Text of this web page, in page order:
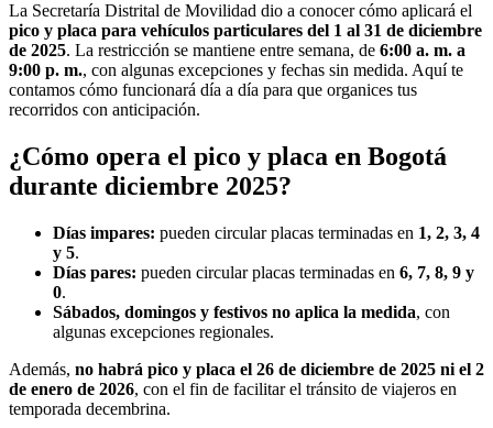
La Secretaría Distrital de Movilidad dio a conocer cómo aplicará el
pico y placa para vehículos particulares del 1 al 31 de diciembre
de 2025. La restricción se mantiene entre semana, de 6:00 a. m. a
9:00 p. m., con algunas excepciones y fechas sin medida. Aquí te
contamos cómo funcionará día a día para que organices tus
recorridos con anticipación.
¿Cómo opera el pico y placa en Bogotá
durante diciembre 2025?
Días impares: pueden circular placas terminadas en 1, 2, 3, 4
y 5.
Días pares: pueden circular placas terminadas en 6, 7, 8, 9 y
0.
Sábados, domingos y festivos no aplica la medida, con
algunas excepciones regionales.
Además, no habrá pico y placa el 26 de diciembre de 2025 ni el 2
de enero de 2026, con el fin de facilitar el tránsito de viajeros en
temporada decembrina.